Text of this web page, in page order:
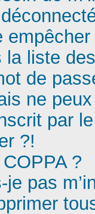
la liste
de
ne
par
?!
?
pas